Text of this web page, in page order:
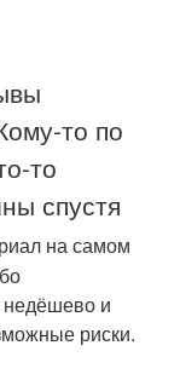
то по
то
спустя
на самом
недёшево и
риски.